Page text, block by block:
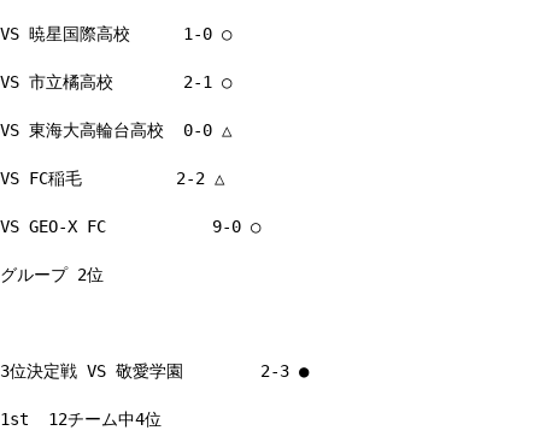
VS 暁星国際高校 1-0 ○
VS 市立橘高校 2-1 ○
VS 東海大高輪台高校 0-0 △
VS FC稲毛 2-2 △
VS GEO-X FC 9-0 ○
グループ 2位
3位決定戦 VS 敬愛学園 2-3 ●
1st 12チーム中4位